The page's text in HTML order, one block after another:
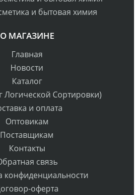
и бытовая химия
О МАГАЗИНЕ
Главная
Новости
Каталог
Логической Сортировки)
и оплата
Оптовикам
Поставщикам
Контакты
связь
конфиденциальности
оферта